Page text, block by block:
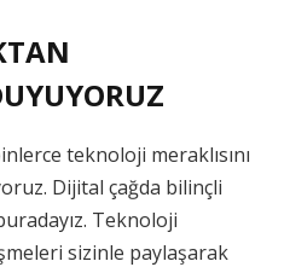
teknoloji meraklısını
Dijital çağda bilinçli
Teknoloji
sizinle paylaşarak